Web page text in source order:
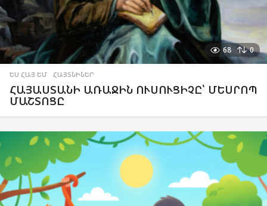
68 0
ԵՍ ՀԱՅ ԵՄ ,ՀԱՅՏՆԻՆԵՐ
ՀԱՅԱՍՏԱՆԻ ԱՌԱՋԻՆ ՈՒՍՈՒՑԻՉԸ՝ ՄԵՍՐՈՊ
ՄԱՇՏՈՑԸ